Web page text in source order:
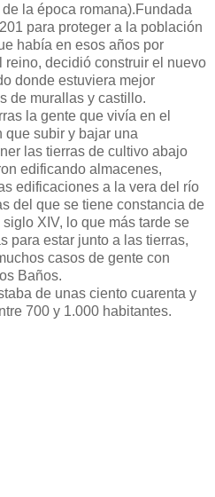
la época romana).Fundada
para proteger a la población
había en esos años por
reino, decidió construir el nuevo
donde estuviera mejor
de murallas y castillo.
la gente que vivía en el
que subir y bajar una
las tierras de cultivo abajo
edificando almacenes,
edificaciones a la vera del río
del que se tiene constancia de
XIV, lo que más tarde se
para estar junto a las tierras,
casos de gente con
Baños.
de unas ciento cuarenta y
700 y 1.000 habitantes.